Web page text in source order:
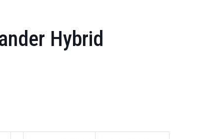
Hybrid